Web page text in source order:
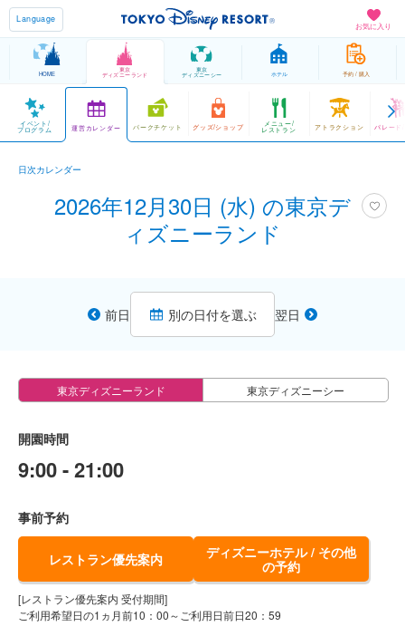
お気に入り
Language
HOME
東京
ディズニーランド
東京
ディズニーシー ホテル 予約 / 購入
イベント/
プログラム 運営カレンダー パークチケット グッズ/ショップ メニュー/
レストラン アトラクション パレード
日次カレンダー
2026年12月30日 (水) の東京デ
ィズニーランド
前日 別の日付を選ぶ 翌日
東京ディズニーランド 東京ディズニーシー
開園時間
9:00 - 21:00
事前予約
レストラン優先案内
ディズニーホテル / その他
の予約
[レストラン優先案内 受付期間]
ご利用希望日の1ヵ月前10：00～ご利用日前日20：59